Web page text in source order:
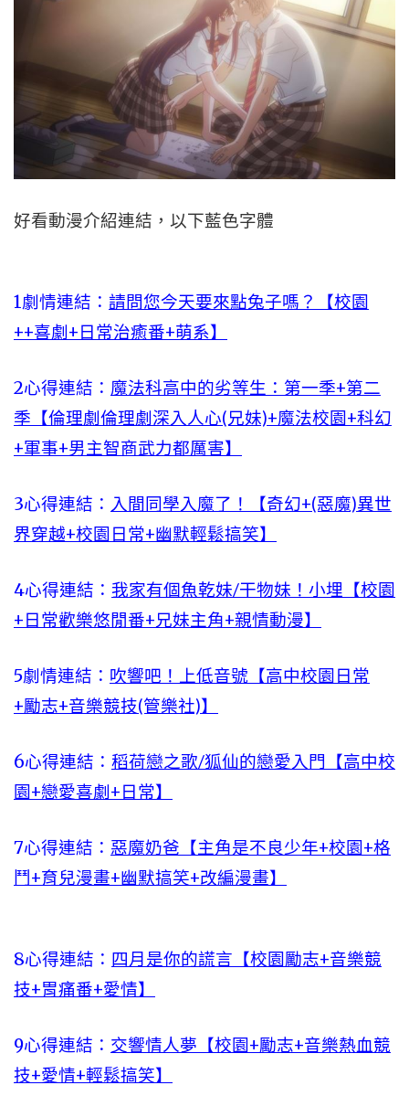
好看動漫介紹連結，以下藍色字體
1劇情連結： 請問您今天要來點兔子嗎？【校園
++喜劇+日常治癒番+萌系】
2心得連結： 魔法科高中的劣等生：第一季+第二
季【倫理劇倫理劇深入人心(兄妹)+魔法校園+科幻
+軍事+男主智商武力都厲害】
3心得連結： 入間同學入魔了！【奇幻+(惡魔)異世
界穿越+校園日常+幽默輕鬆搞笑】
4心得連結： 我家有個魚乾妹/干物妹！小埋【校園
+日常歡樂悠閒番+兄妹主角+親情動漫】
5劇情連結： 吹響吧！上低音號【高中校園日常
+勵志+音樂競技(管樂社)】
6心得連結： 稻荷戀之歌/狐仙的戀愛入門【高中校
園+戀愛喜劇+日常】
7心得連結： 惡魔奶爸【主角是不良少年+校園+格
鬥+育兒漫畫+幽默搞笑+改編漫畫】
8心得連結： 四月是你的謊言【校園勵志+音樂競
技+胃痛番+愛情】
9心得連結： 交響情人夢【校園+勵志+音樂熱血競
技+愛情+輕鬆搞笑】